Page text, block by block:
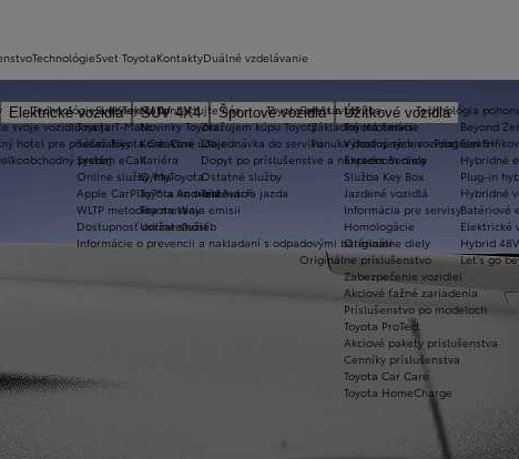
Elektrické vozidlá SUV 4X4 Športové vozidlá
Úžitkové vozidlá
Toyota prestavby
Základné informácie
Ponuka dostupných vozidiel
svoje vozidlo na jar
hotel pre pneumatiky
predaj
Servis a údržba
Toyota Servis
Výhodný servis - Program 3+
Express Service
Služba Key Box
Jazdené vozidlá
Informácia pre servisy
Homologácie
Originálne diely
Originálne príslušenstvo
Zabezpečenie vozidiel
Akciové ťažné zariadenia
Príslušenstvo po modeloch
Toyota ProTect
Akciové pakety príslušenstva
Cenníky príslušenstva
Toyota Car Care
Toyota HomeCharge
Technológie
Technológie a konektivita
Toyota T-Mate
Súťaž Toyota Car Care
Systém eCall
Online služby/MyToyota
Apple CarPlay™ a Android Auto®
WLTP metodika merania emisii
Dostupnosť online služieb
Informácie o prevencii a nakladaní s odpadovými batériami
Technológia
Beyond
Hybridné
Plug-in
Hybridné
Batériové
Elektrické
Hybrid 48V
Let's go
Svet Toyota
Svet Toyota
Novinky Toyota
Kontaktné údaje
Kariéra
O nas
Toyota vo svete
Toyota Way
Udržateľnosť
Kontakty
Kontaktujte nás
Zvažujem kúpu Toyoty
Objednávka do servisu
Dopyt po príslušenstve a náhradnom diely
Ostatné služby
Testovacia jazda
Duálné vzdelávanie